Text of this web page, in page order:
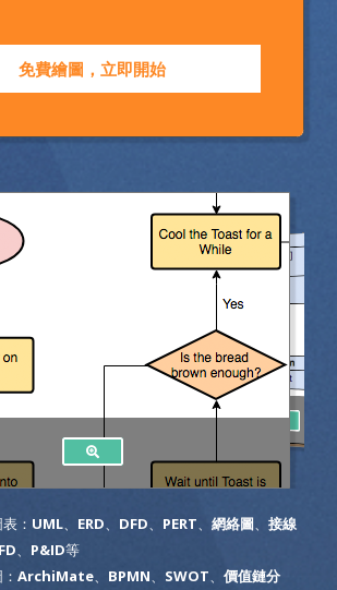
免費繪圖，立即開始
： UML、 ERD DFD PERT 網絡圖、 接線
P&ID等
ArchiMate、 BPMN SWOT
價值鏈分